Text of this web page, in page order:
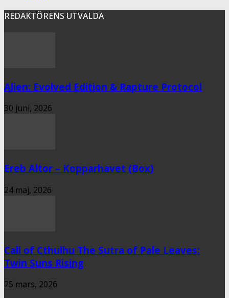
REDAKTÖRENS UTVALDA
Alien: Evolved Edition & Rapture Protocol
30 juni, 2026
Ereb Altor – Kopparhavet (Box)
24 maj, 2026
Call of Cthulhu The Sutra of Pale Leaves:
Twin Suns Rising
25 mars, 2026